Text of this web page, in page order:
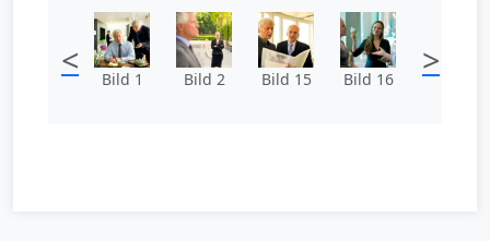
< Bild 1 Bild 2 Bild 15 Bild 16 >